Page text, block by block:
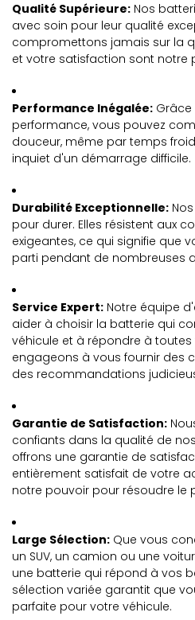
Qualité Supérieure: Nos
avec soin pour leur qualité
compromettons jamais sur la
et votre satisfaction sont notre
Performance Inégalée:
performance, vous pouvez
douceur, même par temps
inquiet d'un démarrage difficile.
Durabilité Exceptionnelle:
pour durer. Elles résistent aux
exigeantes, ce qui signifie que
parti pendant de nombreuses
Service Expert: Notre équipe
aider à choisir la batterie qui
véhicule et à répondre à
engageons à vous fournir des
des recommandations
Garantie de Satisfaction:
confiants dans la qualité de
offrons une garantie de
entièrement satisfait de votre
notre pouvoir pour résoudre le
Large Sélection: Que vous
un SUV, un camion ou une
une batterie qui répond à vos
sélection variée garantit que
parfaite pour votre véhicule.